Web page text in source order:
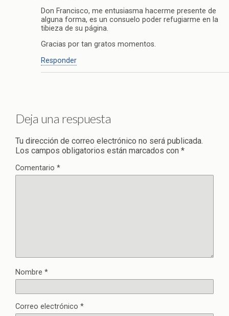
Don Francisco, me entusiasma hacerme presente de
alguna forma, es un consuelo poder refugiarme en la
tibieza de su página.
Gracias por tan gratos momentos.
Responder
Deja una respuesta
Tu dirección de correo electrónico no será publicada.
Los campos obligatorios están marcados con *
Comentario *
Nombre *
Correo electrónico *